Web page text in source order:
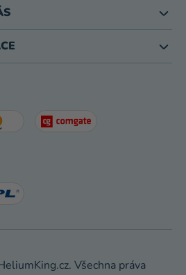
. Všechna práva